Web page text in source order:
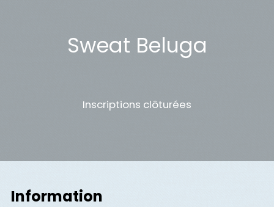
Sweat Beluga
Inscriptions clôturées
Information